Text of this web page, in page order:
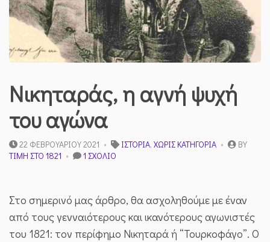
Νικηταράς, η αγνή ψυχή
του αγώνα
22 ΦΕΒΡΟΥΑΡΊΟΥ 2021 ΙΣΤΟΡΊΑ, ΧΩΡΊΣ ΚΑΤΗΓΟΡΊΑ
BY
ΤΙΜΉ ΣΤΟ 1821
1 ΣΧΌΛΙΟ
ΨΥΧΉ
ΑΓΏΝΑ
Στο σημερινό μας άρθρο, θα ασχοληθούμε με έναν
από τους γενναιότερους και ικανότερους αγωνιστές
του 1821: τον περίφημο Νικηταρά ή “Τουρκοφάγο”. Ο